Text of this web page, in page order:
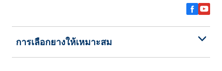
การเลือกยางให้เหมาะสม